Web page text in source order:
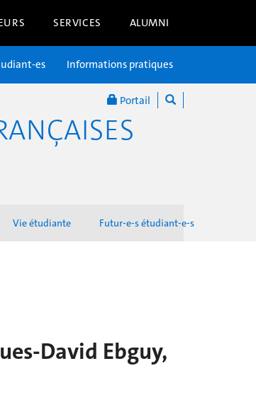
SERVICES ALUMNI
Portail
es Informations pratiques
Vie étudiante Futur-e-s étudiant-e-s
David Ebguy,